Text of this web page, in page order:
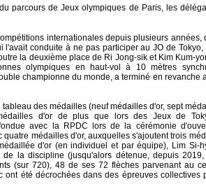
parcours de Jeux olympiques de Paris, les
internationales depuis plusieurs années,
l'avait conduite à ne pas participer au JO de
la deuxième place de Ri Jong-sik et Kim Kum-
olympiques en haut-vol à 10 mètres
championne du monde, a terminé en revanche
tableau des médailles (neuf médailles d'or, sept
d'or de plus que lors des Jeux de
avec la RPDC lors de la cérémonie
quatre médailles d'or, auxquelles s'ajoutent trois
d'or (en individuel et par équipe), Lim Si-
la discipline (jusqu'alors détenue, depuis
(sur 720), 48 de ses 72 flèches parvenant au
ont été décrochées dans des épreuves collectives